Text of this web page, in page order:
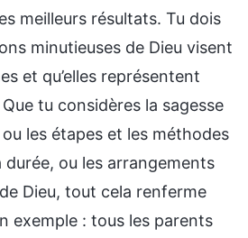
meilleurs résultats. Tu dois
minutieuses de Dieu visent
et qu’elles représentent
tu considères la sagesse
les étapes et les méthodes
ou les arrangements
Dieu, tout cela renferme
exemple : tous les parents